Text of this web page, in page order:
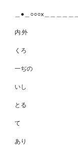
＿●＿○○○x＿＿＿＿＿＿
内 外
くろ
一ぢの
いし
とる
て
あり